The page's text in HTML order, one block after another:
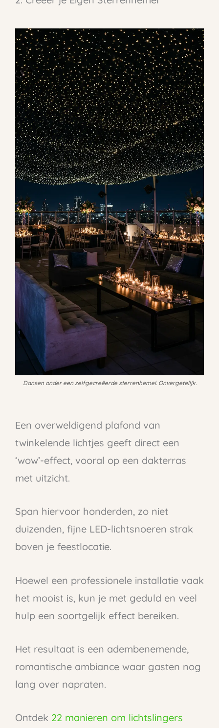
Dansen onder een zelfgecreëerde sterrenhemel. Onvergetelijk.
Een overweldigend plafond van
twinkelende lichtjes geeft direct een
‘wow’-effect, vooral op een dakterras
met uitzicht.
Span hiervoor honderden, zo niet
duizenden, fijne LED-lichtsnoeren strak
boven je feestlocatie.
Hoewel een professionele installatie vaak
het mooist is, kun je met geduld en veel
hulp een soortgelijk effect bereiken.
Het resultaat is een adembenemende,
romantische ambiance waar gasten nog
lang over napraten.
Ontdek 22 manieren om lichtslingers